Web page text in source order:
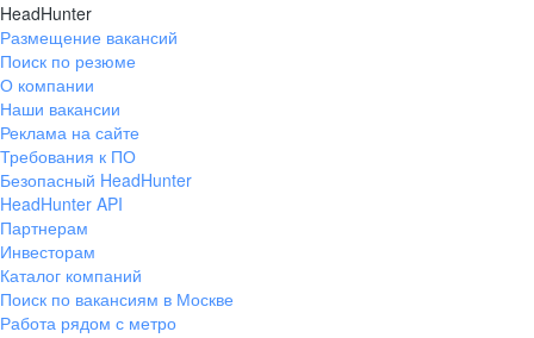
HeadHunter
Размещение вакансий
Поиск по резюме
О компании
Наши вакансии
Реклама на сайте
Требования к ПО
Безопасный HeadHunter
HeadHunter API
Партнерам
Инвесторам
Каталог компаний
Поиск по вакансиям в Москве
Работа рядом с метро